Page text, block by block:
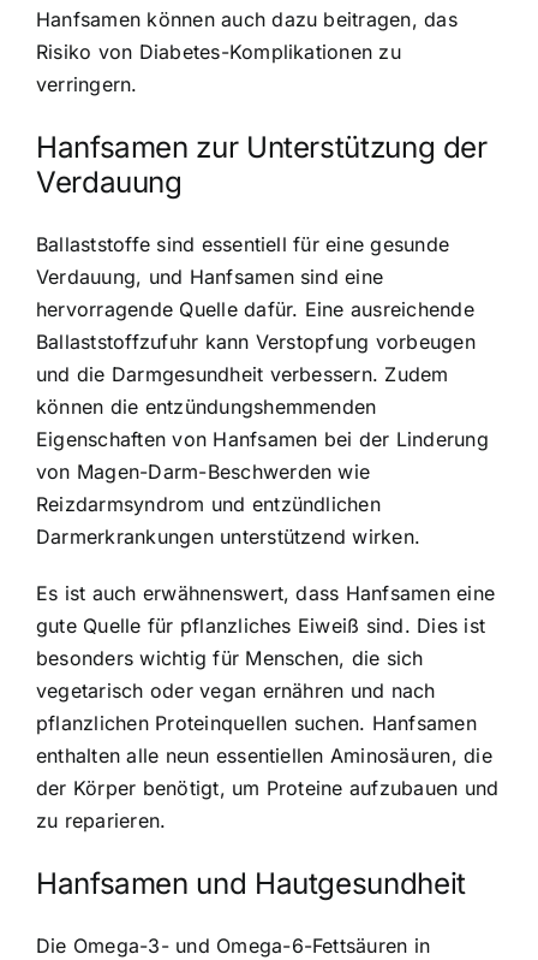
Hanfsamen können auch dazu beitragen, das
Risiko von Diabetes-Komplikationen zu
verringern.
Hanfsamen zur Unterstützung der
Verdauung
Ballaststoffe sind essentiell für eine gesunde
Verdauung, und Hanfsamen sind eine
hervorragende Quelle dafür. Eine ausreichende
Ballaststoffzufuhr kann Verstopfung vorbeugen
und die Darmgesundheit verbessern. Zudem
können die entzündungshemmenden
Eigenschaften von Hanfsamen bei der Linderung
von Magen-Darm-Beschwerden wie
Reizdarmsyndrom und entzündlichen
Darmerkrankungen unterstützend wirken.
Es ist auch erwähnenswert, dass Hanfsamen eine
gute Quelle für pflanzliches Eiweiß sind. Dies ist
besonders wichtig für Menschen, die sich
vegetarisch oder vegan ernähren und nach
pflanzlichen Proteinquellen suchen. Hanfsamen
enthalten alle neun essentiellen Aminosäuren, die
der Körper benötigt, um Proteine aufzubauen und
zu reparieren.
Hanfsamen und Hautgesundheit
Die Omega-3- und Omega-6-Fettsäuren in